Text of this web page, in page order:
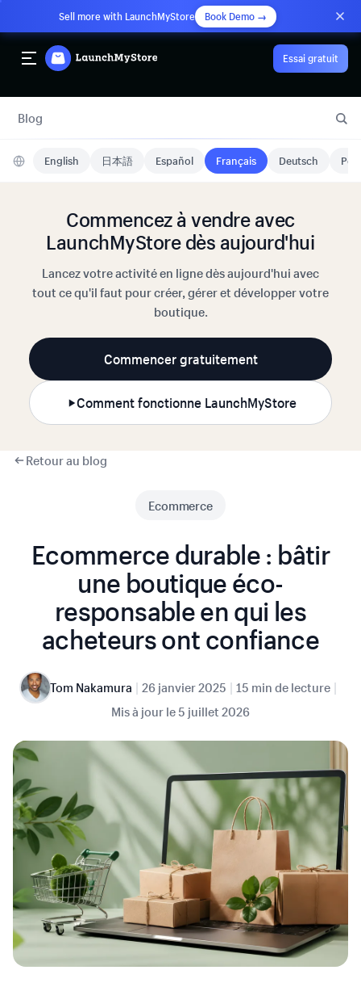
Sell more with LaunchMyStore Book Demo →
Essai gratuit
Blog
English 日本語 Español Français Deutsch
Commencez à vendre avec
LaunchMyStore dès aujourd'hui
Lancez votre activité en ligne dès aujourd'hui avec
tout ce qu'il faut pour créer, gérer et développer votre
boutique.
Commencer gratuitement
Comment fonctionne LaunchMyStore
Retour au blog
Ecommerce
Ecommerce durable : bâtir
une boutique éco-
responsable en qui les
acheteurs ont confiance
Tom Nakamura | 26 janvier 2025 | 15 min de lecture |
Mis à jour le 5 juillet 2026